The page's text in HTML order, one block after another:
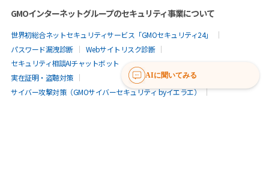
GMOインターネットグループのセキュリティ事業について
世界初総合ネットセキュリティサービス「GMOセキュリティ24」
パスワード漏洩診断
Webサイトリスク診断
セキュリティ相談AIチャットボット
実在証明・盗聴対策
サイバー攻撃対策（GMOサイバーセキュリティ byイエラエ）
AIに聞いてみる